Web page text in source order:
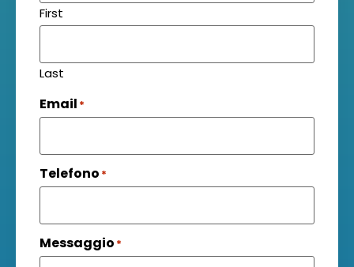
First
Last
Email *
Telefono *
Messaggio *